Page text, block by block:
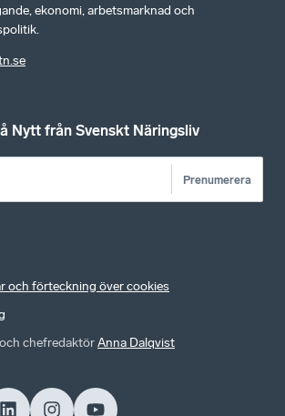
ekonomi, arbetsmarknad och
Nytt från Svenskt Näringsliv
Prenumerera
och förteckning över cookies
chefredaktörAnna Dalqvist